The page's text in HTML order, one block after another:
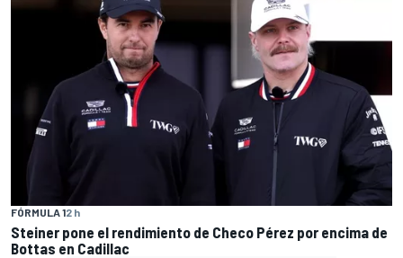
FÓRMULA 12 h
Steiner pone el rendimiento de Checo Pérez por encima de
Bottas en Cadillac